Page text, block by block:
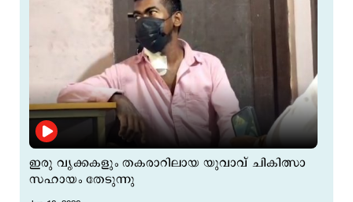
ഇരു വൃക്കകളും തകരാറിലായ യുവാവ് ചികിത്സാ
സഹായം തേടുന്നു